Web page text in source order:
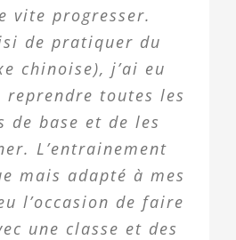
vite progresser.
de pratiquer du
chinoise), j’ai eu
reprendre toutes les
de base et de les
L’entrainement
mais adapté à mes
l’occasion de faire
une classe et des